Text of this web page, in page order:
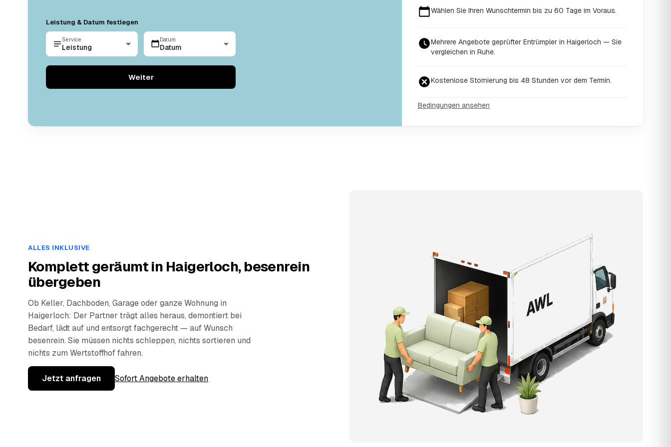
Leistung & Datum festlegen
Service
Leistung
Datum
Datum
Weiter
Wählen Sie Ihren Wunschtermin bis zu 60 Tage im Voraus.
Mehrere Angebote geprüfter Entrümpler in Haigerloch — Sie
vergleichen in Ruhe.
Kostenlose Stornierung bis 48 Stunden vor dem Termin.
Bedingungen ansehen
ALLES INKLUSIVE
Komplett geräumt in Haigerloch, besenrein
übergeben
Ob Keller, Dachboden, Garage oder ganze Wohnung in
Haigerloch: Der Partner trägt alles heraus, demontiert bei
Bedarf, lädt auf und entsorgt fachgerecht — auf Wunsch
besenrein. Sie müssen nichts schleppen, nichts sortieren und
nichts zum Wertstoffhof fahren.
Jetzt anfragen Sofort Angebote erhalten